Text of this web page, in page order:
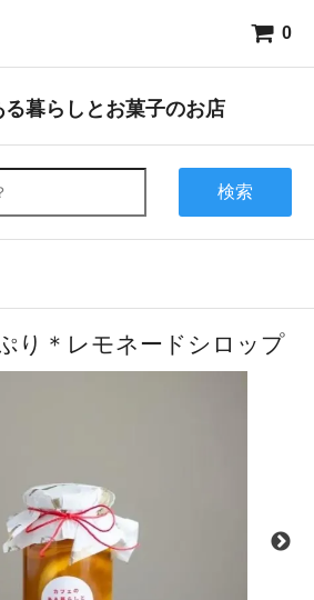
0
る暮らしとお菓子のお店
検索
り＊レモネードシロップ